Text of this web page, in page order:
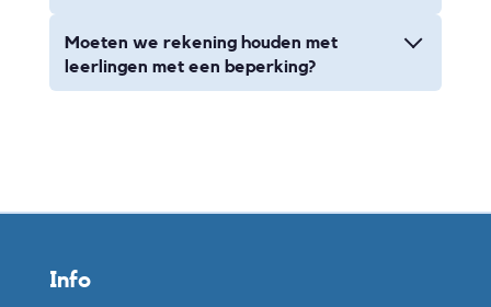
Moeten we rekening houden met
leerlingen met een beperking?
Info